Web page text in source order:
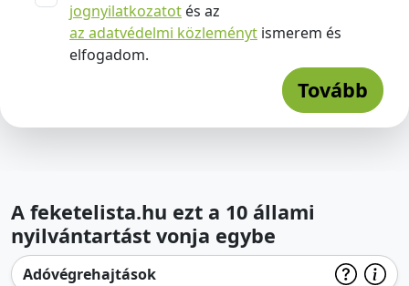
jognyilatkozatot és az
az adatvédelmi közleményt ismerem és
elfogadom.
Tovább
A feketelista.hu ezt a 10 állami
nyilvántartást vonja egybe
Adóvégrehajtások